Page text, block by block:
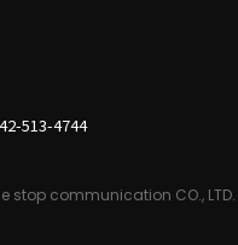
513-4744
stop communication CO., LTD.